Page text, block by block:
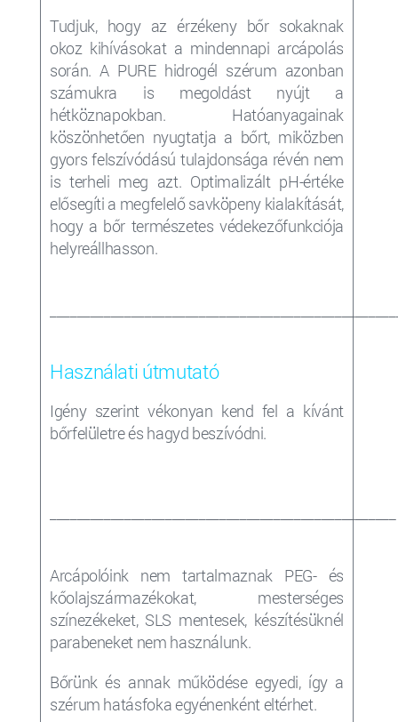
Tudjuk, hogy az érzékeny bőr sokaknak
okoz kihívásokat a mindennapi arcápolás
során. A PUREhidrogél szérum azonban
számukra is megoldást nyújt a
hétköznapokban. Hatóanyagainak
köszönhetően nyugtatja a bőrt, miközben
gyors felszívódású tulajdonsága révén nem
is terheli meg azt. Optimalizált pH-értéke
elősegíti a megfelelő savköpeny kialakítását,
hogy a bőr természetes védekezőfunkciója
helyreállhasson.
Használati útmutató
Igény szerint vékonyan kend fel a kívánt
bőrfelületre és hagyd beszívódni.
Arcápolóink nem tartalmaznak PEG- és
kőolajszármazékokat, mesterséges
színezékeket, SLS mentesek, készítésüknél
parabeneket nem használunk.
Bőrünk és annak működése egyedi, így a
szérum hatásfoka egyénenként eltérhet.